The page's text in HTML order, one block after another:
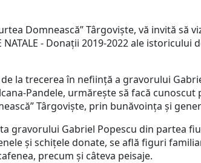
Domnească” Târgoviște, vă invită să
NATALE - Donații 2019-2022 ale
la trecerea în neființă a gravorului
Pandele, urmărește să facă
Târgoviște, prin bunăvoința și
gravorului Gabriel Popescu din partea
și schițele donate, se află figuri
precum și câteva peisaje.